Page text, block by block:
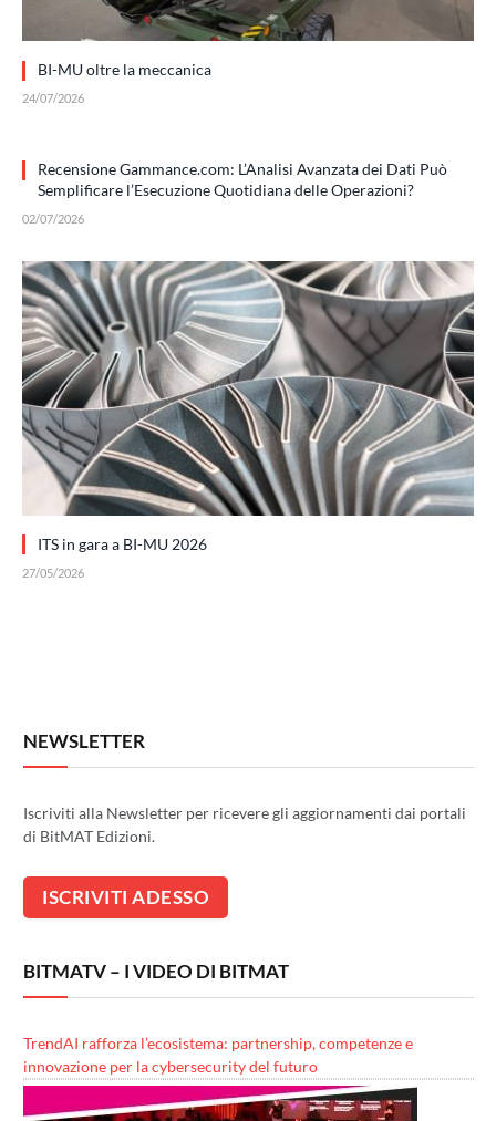
BI-MU oltre la meccanica
24/07/2026
Recensione Gammance.com: L’Analisi Avanzata dei Dati Può
Semplificare l’Esecuzione Quotidiana delle Operazioni?
02/07/2026
ITS in gara a BI-MU 2026
27/05/2026
NEWSLETTER
Iscriviti alla Newsletter per ricevere gli aggiornamenti dai portali
di BitMAT Edizioni.
BITMATV – I VIDEO DI BITMAT
TrendAI rafforza l’ecosistema: partnership, competenze e
innovazione per la cybersecurity del futuro